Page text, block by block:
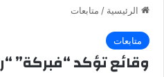
الرئيسية / متابعات
متابعات
وقائع تؤكد “فبركة”